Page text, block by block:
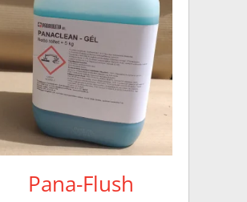
Pana-Flush